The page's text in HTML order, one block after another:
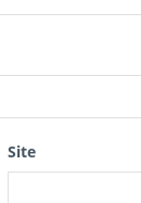
Site